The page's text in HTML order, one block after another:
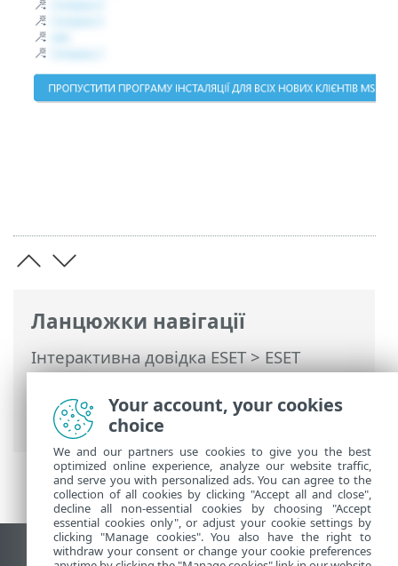
Ланцюжки навігації
Інтерактивна довідка ESET>ESET
PROTECT>Використання ESET PROTECT
ESET PROTECT для постачальників
керованих послуг
> Огляд статусу MSP
Переглянути повну версію
Your account, your cookies
choice
We and our partners use cookies to give you the best
optimized online experience, analyze our website traffic,
and serve you with personalized ads. You can agree to the
collection of all cookies by clicking "Accept all and close",
decline all non-essential cookies by choosing "Accept
essential cookies only", or adjust your cookie settings by
clicking "Manage cookies". You also have the right to
withdraw your consent or change your cookie preferences